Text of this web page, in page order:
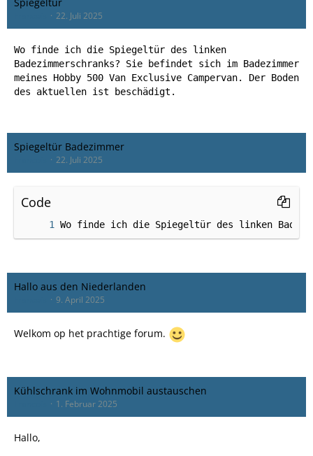
Spiegeltür
22. Juli 2025
Wo finde ich die Spiegeltür des linken
Badezimmerschranks? Sie befindet sich im Badezimmer
meines Hobby 500 Van Exclusive Campervan. Der Boden
des aktuellen ist beschädigt.
Spiegeltür Badezimmer
22. Juli 2025
Code
Wo finde ich die Spiegeltür des linken
Hallo aus den Niederlanden
9. April 2025
Welkom op het prachtige forum.
Kühlschrank im Wohnmobil austauschen
1. Februar 2025
Hallo,